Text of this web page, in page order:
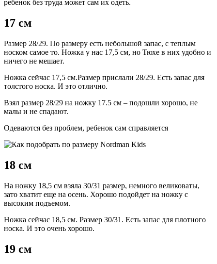
ребенок без труда может сам их одеть.
17 см
Размер 28/29. По размеру есть небольшой запас, с теплым
носком самое то. Ножка у нас 17,5 см, но Тюхе в них удобно и
ничего не мешает.
Ножка сейчас 17,5 см.Размер прислали 28/29. Есть запас для
толстого носка. И это отлично.
Взял размер 28/29 на ножку 17.5 см – подошли хорошо, не
малы и не спадают.
Одеваются без проблем, ребенок сам справляется
18 см
На ножку 18,5 см взяла 30/31 размер, немного великоваты,
зато хватит еще на осень. Хорошо подойдет на ножку с
высоким подъемом.
Ножка сейчас 18,5 см. Размер 30/31. Есть запас для плотного
носка. И это очень хорошо.
19 см